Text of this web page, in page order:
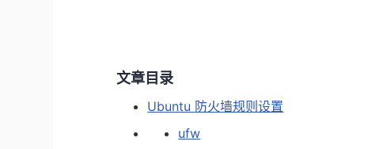
文章目录
Ubuntu 防火墙规则设置
ufw